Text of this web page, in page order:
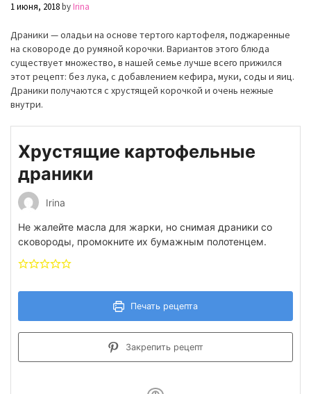
1 июня, 2018byIrina
Драники — оладьи на основе тертого картофеля, поджаренные
на сковороде до румяной корочки. Вариантов этого блюда
существует множество, в нашей семье лучше всего прижился
этот рецепт: без лука, с добавлением кефира, муки, соды и яиц.
Драники получаются с хрустящей корочкой и очень нежные
внутри.
Хрустящие картофельные
драники
Irina
Не жалейте масла для жарки, но снимая драники со
сковороды, промокните их бумажным полотенцем.
Печать рецепта
Закрепить рецепт